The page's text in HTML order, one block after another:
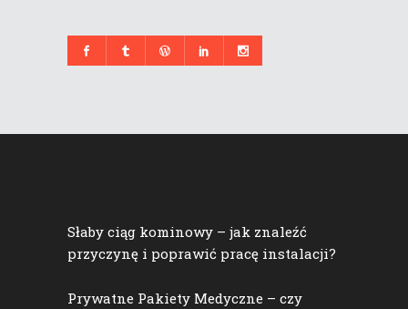
Słaby ciąg kominowy – jak znaleźć
przyczynę i poprawić pracę instalacji?
Prywatne Pakiety Medyczne – czy